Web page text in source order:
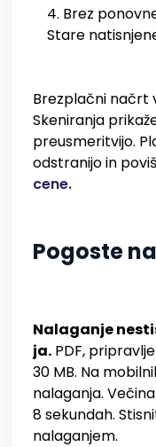
Brez
Stare
Brezplačni načrt
Skeniranja
preusmeritvijo.
odstranijo in
cene.
Pogoste
Nalaganje
ja. PDF,
30 MB. Na
nalaganja.
8 sekundah.
nalaganjem.